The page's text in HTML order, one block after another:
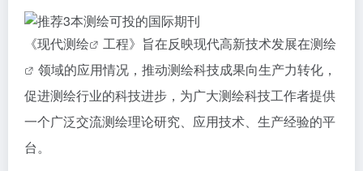
《现代测绘 工程》旨在反映现代高新技术发展在测绘
领域的应用情况，推动测绘科技成果向生产力转化，
促进测绘行业的科技进步，为广大测绘科技工作者提供
一个广泛交流测绘理论研究、应用技术、生产经验的平
台。